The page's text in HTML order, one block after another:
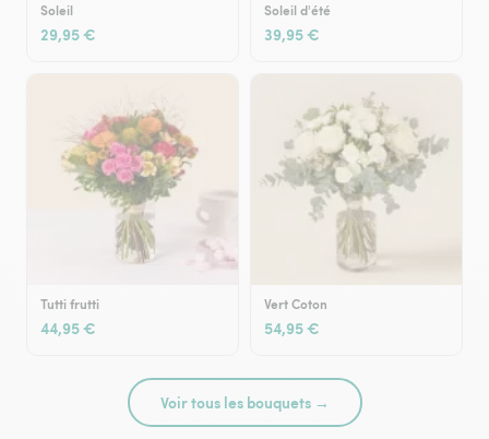
Soleil
29,95 €
Soleil d'été
39,95 €
Tutti frutti
44,95 €
Vert Coton
54,95 €
Voir tous les bouquets →